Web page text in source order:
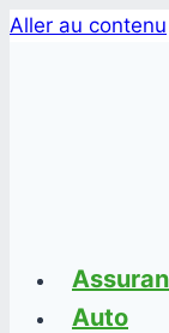
Aller au contenu
Auto